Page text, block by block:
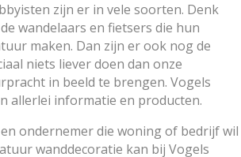
zijn er in vele soorten. Denk
wandelaars en fietsers die hun
maken. Dan zijn er ook nog de
niets liever doen dan onze
in beeld te brengen. Vogels
allerlei informatie en producten.
ondernemer die woning of bedrijf wil
wanddecoratie kan bij Vogels